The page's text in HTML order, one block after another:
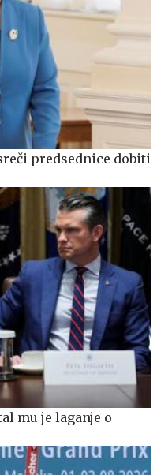
predsednice dobiti
mu je laganje o